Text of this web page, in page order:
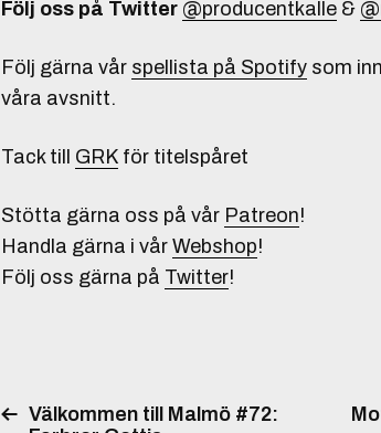
Följ oss på Twitter @producentkalle &
Följ gärna vår spellista på Spotify som
våra avsnitt.
Tack till GRK för titelspåret
Stötta gärna oss på vår Patreon!
Handla gärna i vår Webshop!
Följ oss gärna på Twitter!
Välkommen till Malmö #72: